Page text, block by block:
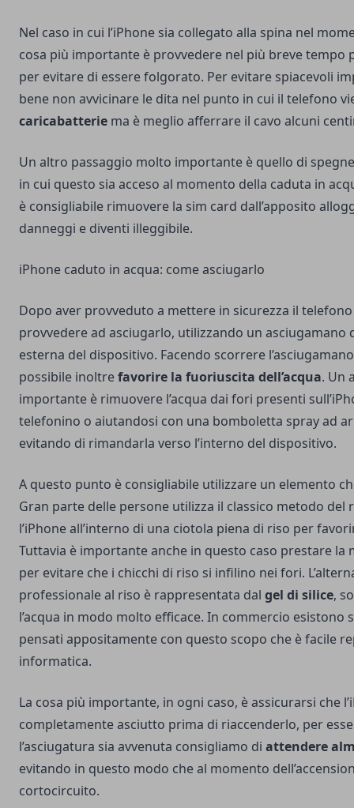
Nel caso in cui l’iPhone sia collegato alla spina nel
cosa più importante è provvedere nel più breve tempo
per evitare di essere folgorato. Per evitare spiacevoli
bene non avvicinare le dita nel punto in cui il telefono
caricabatterie ma è meglio afferrare il cavo alcuni
Un altro passaggio molto importante è quello di
in cui questo sia acceso al momento della caduta in
è consigliabile rimuovere la sim card dall’apposito
danneggi e diventi illeggibile.
iPhone caduto in acqua: come asciugarlo
Dopo aver provveduto a mettere in sicurezza il
provvedere ad asciugarlo, utilizzando un asciugamano
esterna del dispositivo. Facendo scorrere
possibile inoltrefavorire la fuoriuscita dell’acqua. Un
importante è rimuovere l’acqua dai fori presenti
telefonino o aiutandosi con una bomboletta spray ad
evitando di rimandarla verso l’interno del dispositivo.
A questo punto è consigliabile utilizzare un elemento
Gran parte delle persone utilizza il classico metodo del
l’iPhone all’interno di una ciotola piena di riso per
Tuttavia è importante anche in questo caso prestare la
per evitare che i chicchi di riso si infilino nei fori.
professionale al riso è rappresentata dal gel di silice,
l’acqua in modo molto efficace. In commercio esistono
pensati appositamente con questo scopo che è facile
informatica.
La cosa più importante, in ogni caso, è assicurarsi che
completamente asciutto prima di riaccenderlo, per
l’asciugatura sia avvenuta consigliamo di attendere
evitando in questo modo che al momento
cortocircuito.